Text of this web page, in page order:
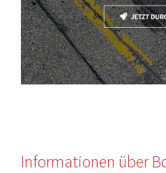
Informationen über